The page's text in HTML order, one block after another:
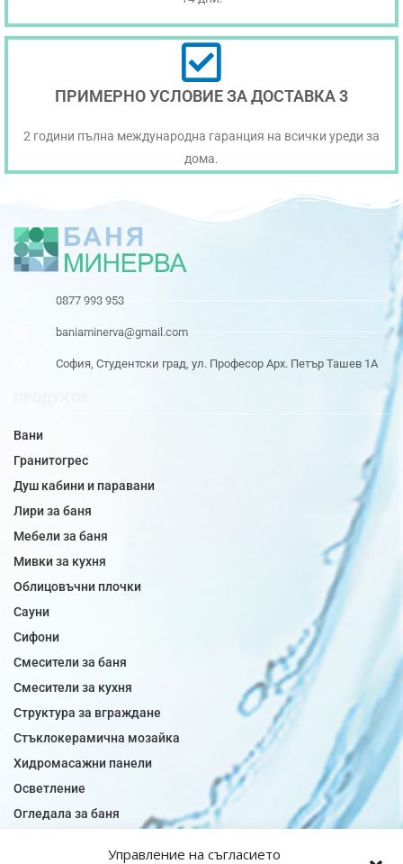
Управление на съгласието
ПРИМЕРНО УСЛОВИЕ ЗА ДОСТАВКА 3
2 години пълна международна гаранция на всички уреди за
дома.
0877 993 953
baniaminerva@gmail.com
София, Студентски град, ул. Професор Арх. Петър Ташев 1А
Вани
Гранитогрес
Душ кабини и паравани
Лири за баня
Мебели за баня
Мивки за кухня
Облицовъчни плочки
Сауни
Сифони
Смесители за баня
Смесители за кухня
Структура за вграждане
Стъклокерамична мозайка
Хидромасажни панели
Осветление
Огледала за баня